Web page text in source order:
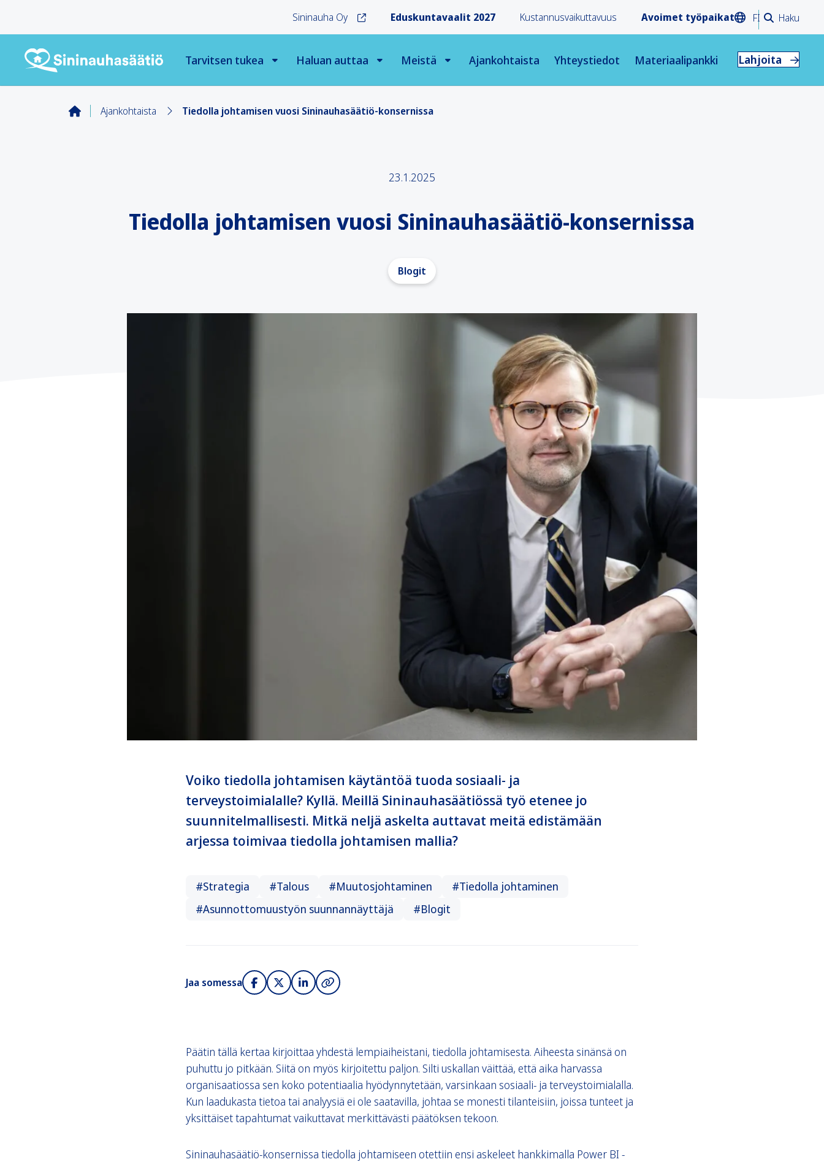
Sininauha Oy Eduskuntavaalit 2027 Kustannusvaikuttavuus Avoimet työpaikat FI Haku
Tarvitsen tukea Haluan auttaa Meistä Ajankohtaista Yhteystiedot Materiaalipankki Lahjoita
Ajankohtaista Tiedolla johtamisen vuosi Sininauhasäätiö-konsernissa
23.1.2025
Tiedolla johtamisen vuosi Sininauhasäätiö-konsernissa
Blogit
Voiko tiedolla johtamisen käytäntöä tuoda sosiaali- ja
terveystoimialalle? Kyllä. Meillä Sininauhasäätiössä työ etenee jo
suunnitelmallisesti. Mitkä neljä askelta auttavat meitä edistämään
arjessa toimivaa tiedolla johtamisen mallia?
#Strategia #Talous #Muutosjohtaminen
#Tiedolla johtaminen
#Asunnottomuustyön suunnannäyttäjä
#Blogit
Jaa somessa
Päätin tällä kertaa kirjoittaa yhdestä lempiaiheistani, tiedolla johtamisesta. Aiheesta sinänsä on
puhuttu jo pitkään. Siitä on myös kirjoitettu paljon. Silti uskallan väittää, että aika harvassa
organisaatiossa sen koko potentiaalia hyödynnytetään, varsinkaan sosiaali- ja terveystoimialalla.
Kun laadukasta tietoa tai analyysiä ei ole saatavilla, johtaa se monesti tilanteisiin, joissa tunteet ja
yksittäiset tapahtumat vaikuttavat merkittävästi päätöksen tekoon.
Sininauhasäätiö-konsernissa tiedolla johtamiseen otettiin ensi askeleet hankkimalla Power BI -